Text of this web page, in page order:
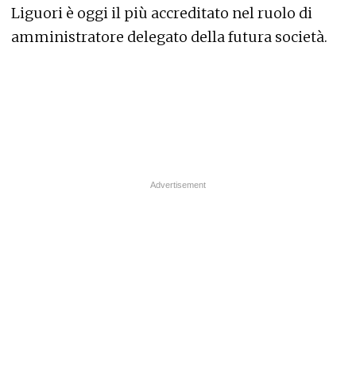
Liguori è oggi il più accreditato nel ruolo di
amministratore delegato della futura società.